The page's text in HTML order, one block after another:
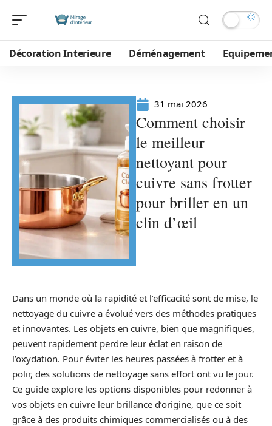
Décoration Interieure Déménagement
31 mai 2026
Comment choisir
le meilleur
nettoyant pour
cuivre sans frotter
pour briller en un
clin d’œil
Dans un monde où la rapidité et l’efficacité sont de mise, le
nettoyage du cuivre a évolué vers des méthodes pratiques
et innovantes. Les objets en cuivre, bien que magnifiques,
peuvent rapidement perdre leur éclat en raison de
l’oxydation. Pour éviter les heures passées à frotter et à
polir, des solutions de nettoyage sans effort ont vu le jour.
Ce guide explore les options disponibles pour redonner à
vos objets en cuivre leur brillance d’origine, que ce soit
grâce à des produits chimiques commercialisés ou à des